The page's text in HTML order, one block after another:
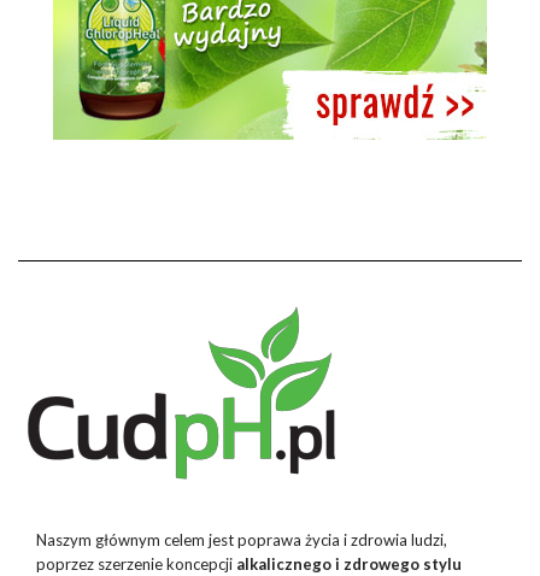
Naszym głównym celem jest poprawa życia i zdrowia ludzi,
poprzez szerzenie koncepcji alkalicznego i zdrowego stylu